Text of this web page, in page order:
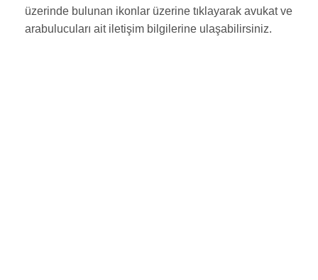
üzerinde bulunan ikonlar üzerine tıklayarak avukat ve
arabulucuları ait iletişim bilgilerine ulaşabilirsiniz.